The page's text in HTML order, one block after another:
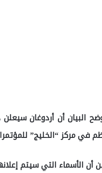
البيان أن أردوغان
في مركز “الخليج”
أن الأسماء التي سيتم